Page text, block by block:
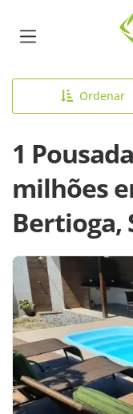
Ordenar
1
milhões
Bertioga,